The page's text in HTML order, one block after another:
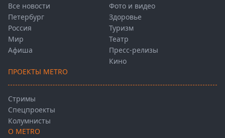
Все новости
Петербург
Россия
Мир
Афиша
Фото и видео
Здоровье
Туризм
Театр
Пресс-релизы
Кино
ПРОЕКТЫ METRO
Стримы
Спецпроекты
Колумнисты
О METRO